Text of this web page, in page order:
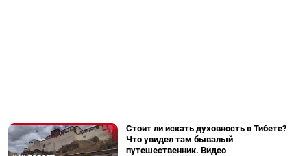
Стоит ли искать духовность в Тибете?
Что увидел там бывалый
путешественник. Видео